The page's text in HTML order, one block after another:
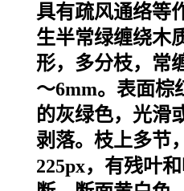
具有疏风通络等
生半常绿缠绕木
形，多分枝，常
～6mm。表面棕
的灰绿色，光滑
剥落。枝上多节
225px，有残叶